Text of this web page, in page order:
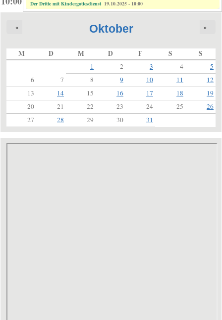
Der Dritte mit Kindergottesdienst 19.10.2025 - 10:00
Oktober
« »
M D M D F S S
1 2 3 4
5
6
7 8 9 10 11
12
13
14 15 16 17 18
19
20
21 22 23 24 25
26
27
28 29 30 31